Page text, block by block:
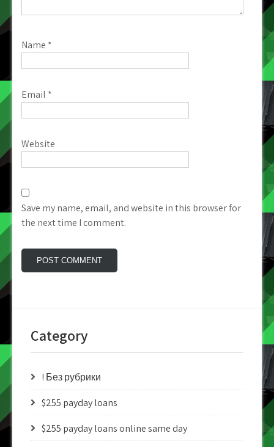
Name *
Email *
Website
Save my name, email, and website in this browser for
the next time I comment.
Category
! Без рубрики
$255 payday loans
$255 payday loans online same day